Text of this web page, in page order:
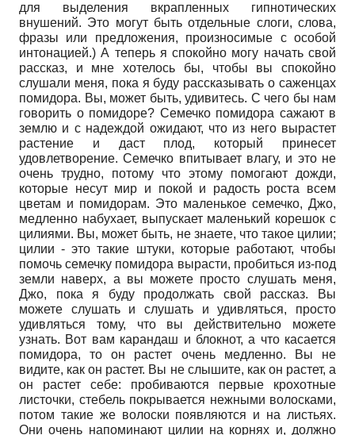
для выделения вкрапленных гипнотических
внушений. Это могут быть отдельные слоги, слова,
фразы или предложения, произносимые с особой
интонацией.) А теперь я спокойно могу начать свой
рассказ, и мне хотелось бы, чтобы вы спокойно
слушали меня, пока я буду рассказывать о саженцах
помидора. Вы, может быть, удивитесь. С чего бы нам
говорить о помидоре? Семечко помидора сажают в
землю и с надеждой ожидают, что из него вырастет
растение и даст плод, который принесет
удовлетворение. Семечко впитывает влагу, и это не
очень трудно, потому что этому помогают дожди,
которые несут мир и покой и радость роста всем
цветам и помидорам. Это маленькое семечко, Джо,
медленно набухает, выпускает маленький корешок с
цилиями. Вы, может быть, не знаете, что такое цилии;
цилии - это такие штуки, которые работают, чтобы
помочь семечку помидора вырасти, пробиться из-под
земли наверх, а вы можете просто слушать меня,
Джо, пока я буду продолжать свой рассказ. Вы
можете слушать и слушать и удивляться, просто
удивляться тому, что вы действительно можете
узнать. Вот вам карандаш и блокнот, а что касается
помидора, то он растет очень медленно. Вы не
видите, как он растет. Вы не слышите, как он растет, а
он растет себе: пробиваются первые крохотные
листочки, стебель покрывается нежными волосками,
потом такие же волоски появляются и на листьях.
Они очень напоминают цилии на корнях и, должно